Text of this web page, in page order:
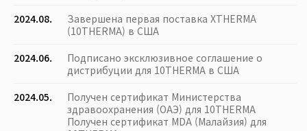
2024.08.
Завершена первая поставка XTHERMA
(10THERMA) в США
2024.06.
Подписано эксклюзивное соглашение о
дистрибуции для 10THERMA в США
2024.05.
Получен сертификат Министерства
здравоохранения (ОАЭ) для 10THERMA
Получен сертификат MDA (Малайзия) для